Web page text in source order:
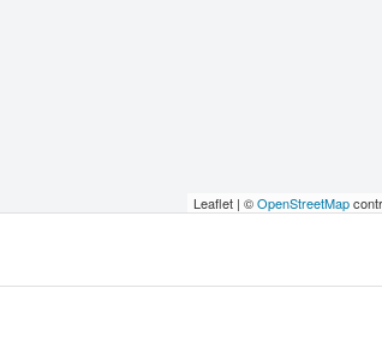
Leaflet | ©OpenStreetMap